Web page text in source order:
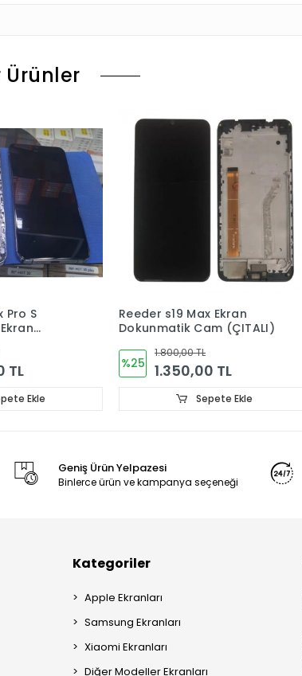
Ürünler
Ekran
(ÇITALI)
TL
Ekle
Reeder S19 Max Arka kapak
pil kapağı
%40
900,00 TL
540,00 TL
Sepete Ekle
Geniş Ürün Yelpazesi
Binlerce ürün ve kampanya seçeneği
Kategoriler
Apple Ekranları
Samsung Ekranları
Xiaomi Ekranları
Diğer Modeller Ekranları